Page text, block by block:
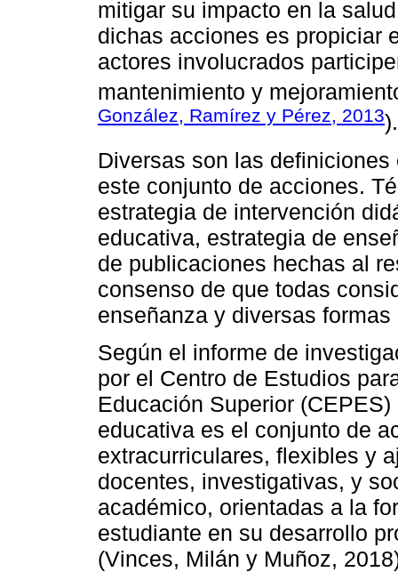
mitigar su impacto en la
dichas acciones es propiciar
actores involucrados
mantenimiento y
González, Ramírez y Pérez, 2013).
Diversas son las
este conjunto de acciones.
estrategia de intervención
educativa, estrategia de
de publicaciones hechas al
consenso de que todas
enseñanza y diversas formas
Según el informe de
por el Centro de Estudios
Educación Superior
educativa es el conjunto de
extracurriculares, flexibles y
docentes, investigativas, y
académico, orientadas a la
estudiante en su desarrollo
(Vinces, Milán y Muñoz,